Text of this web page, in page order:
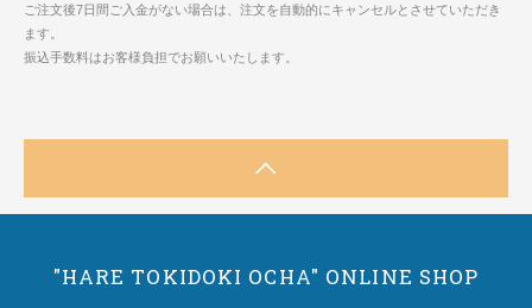
ご注文後7日間ご入金がない場合は、注文を自動的にキャンセルとさせていただき
ます。
振込手数料はお客様負担でお願いいたします。
"HARE TOKIDOKI OCHA" ONLINE SHOP